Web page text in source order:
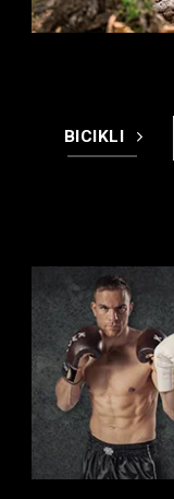
BICIKLI